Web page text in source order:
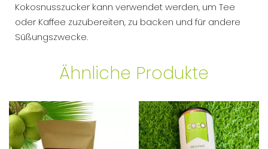
Kokosnusszucker kann verwendet werden, um Tee
oder Kaffee zuzubereiten, zu backen und für andere
Süßungszwecke.
Ähnliche Produkte